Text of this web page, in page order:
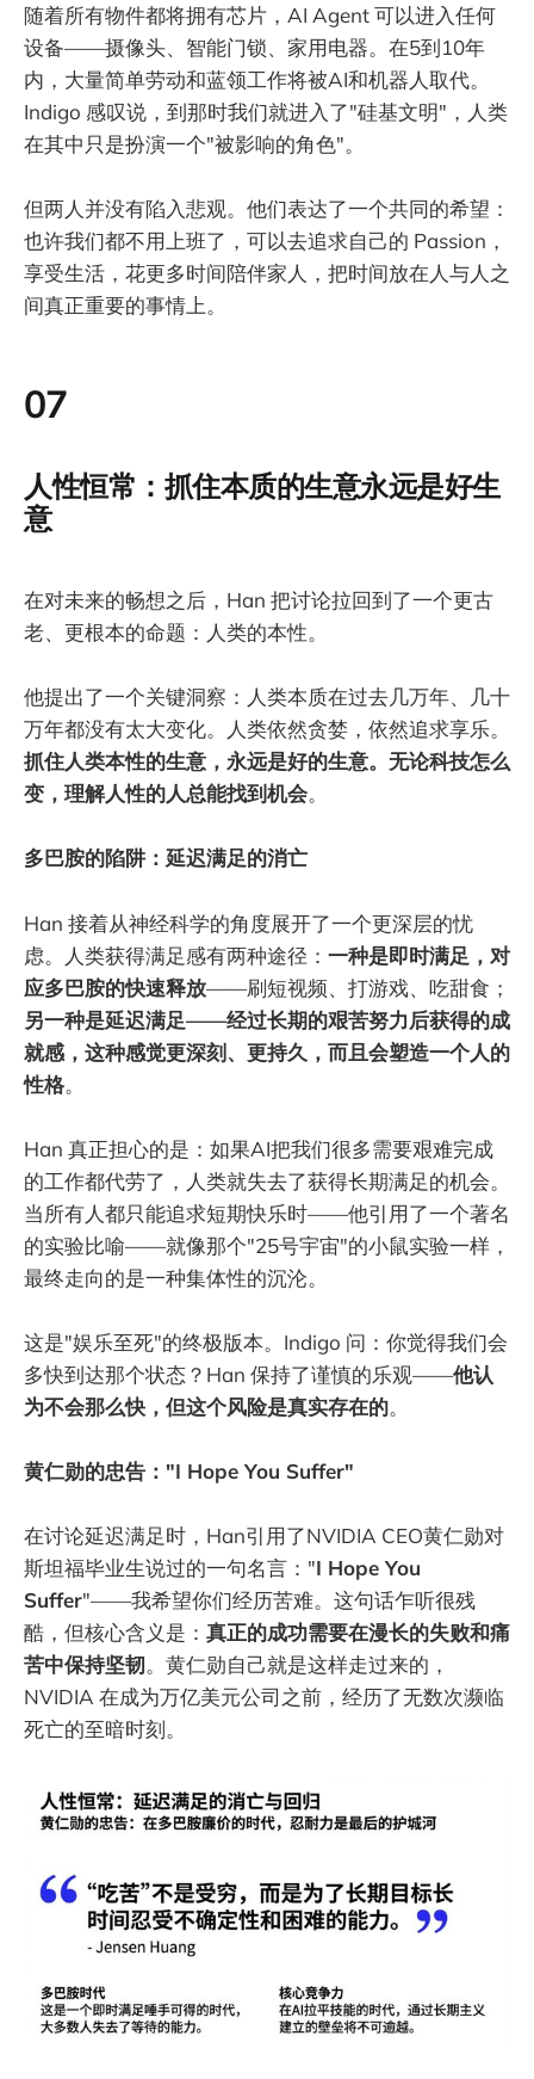
随着所有物件都将拥有芯片，AI Agent 可以进入任何
设备——摄像头、智能门锁、家用电器。在5到10年
内，大量简单劳动和蓝领工作将被AI和机器人取代。
Indigo 感叹说，到那时我们就进入了"硅基文明"，人类
在其中只是扮演一个"被影响的角色"。
但两人并没有陷入悲观。他们表达了一个共同的希望：
也许我们都不用上班了，可以去追求自己的 Passion，
享受生活，花更多时间陪伴家人，把时间放在人与人之
间真正重要的事情上。
07
人性恒常：抓住本质的生意永远是好生
意
在对未来的畅想之后，Han 把讨论拉回到了一个更古
老、更根本的命题：人类的本性。
他提出了一个关键洞察：人类本质在过去几万年、几十
万年都没有太大变化。人类依然贪婪，依然追求享乐。
抓住人类本性的生意，永远是好的生意。无论科技怎么
变，理解人性的人总能找到机会。
多巴胺的陷阱：延迟满足的消亡
Han 接着从神经科学的角度展开了一个更深层的忧
虑。人类获得满足感有两种途径： 一种是即时满足，对
应多巴胺的快速释放——刷短视频、打游戏、吃甜食；
另一种是延迟满足——经过长期的艰苦努力后获得的成
就感，这种感觉更深刻、更持久，而且会塑造一个人的
性格。
Han 真正担心的是：如果AI把我们很多需要艰难完成
的工作都代劳了，人类就失去了获得长期满足的机会。
当所有人都只能追求短期快乐时——他引用了一个著名
的实验比喻——就像那个"25号宇宙"的小鼠实验一样，
最终走向的是一种集体性的沉沦。
这是"娱乐至死"的终极版本。Indigo 问：你觉得我们会
多快到达那个状态？Han 保持了谨慎的乐观——他认
为不会那么快，但这个风险是真实存在的。
黄仁勋的忠告："I Hope You Suffer"
在讨论延迟满足时，Han引用了NVIDIA CEO黄仁勋对
斯坦福毕业生说过的一句名言："I Hope You
Suffer"——我希望你们经历苦难。这句话乍听很残
酷，但核心含义是： 真正的成功需要在漫长的失败和痛
苦中保持坚韧。黄仁勋自己就是这样走过来的，
NVIDIA 在成为万亿美元公司之前，经历了无数次濒临
死亡的至暗时刻。